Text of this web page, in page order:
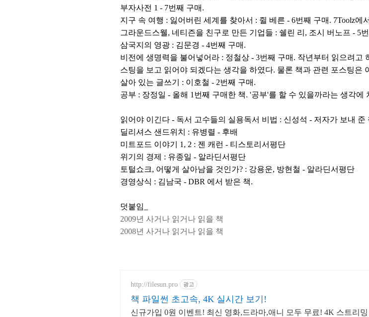
부자사전 1 - 7번째 구매.
지구 속 여행 : 잃어버린 세계를 찾아서 : 쥘 베른 - 6번째 구매. 7Toolz에
그라운드스웰, 네티즌을 친구로 만든 기업들 : 쉘린 리, 조시 버노프 - 5
삼국지의 영광 : 김문경 - 4번째 구매.
비전에 생명력을 불어넣어라 : 정철상 - 3번째 구매. 작년부터 읽으려고
스팅을 보고 읽어야 되겠다는 생각을 하였다. 물론 책과 관련 포스팅은
살아 있는 글쓰기 : 이호철 - 2번째 구매.
공부 : 장정일 - 올해 1번째 구매한 책. '공부'를 할 수 있을까라는 생각에
읽어야 이긴다 - 독서 고수들의 실용독서 비법 : 신성석 - 저자가 보내 준
딜리셔스 샌드위치 : 유병렬 - 후배
미트포드 이야기 1, 2 : 젠 캐런 - 티스토리서평단
위기의 경제 : 유종일 - 알라딘서평단
토털쇼크, 어떻게 살아남을 것인가? : 강용운, 방현철 - 알라딘서평단
경영상식 : 김남국 - DBR 에서 받은 책.
덧붙임_
2009년 사거나 읽거나 읽을 책
2008년 사거나 읽거나 읽을 책
http://filesun.pro 광고
책 파일썬 초고속, 4K 실시간 보기!
신규가입 0원 이벤트! 최신 영화,드라마,애니 모두 무료! 4K 스트리밍